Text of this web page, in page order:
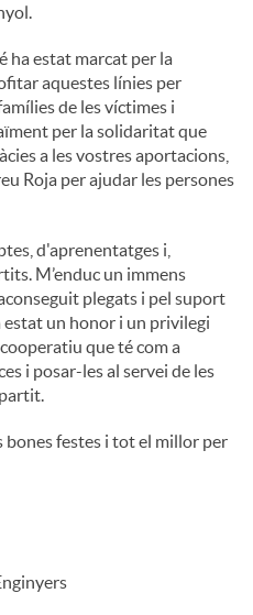
ha estat marcat per la
aquestes línies per
de les víctimes i
per la solidaritat que
a les vostres aportacions,
Roja per ajudar les persones
d'aprenentatges i,
M’enduc un immens
plegats i pel suport
estat un honor i un privilegi
que té com a
i posar-les al servei de les
festes i tot el millor per